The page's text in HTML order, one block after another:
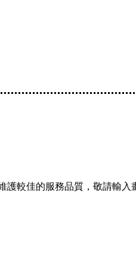
護較佳的服務品質，敬請輸入